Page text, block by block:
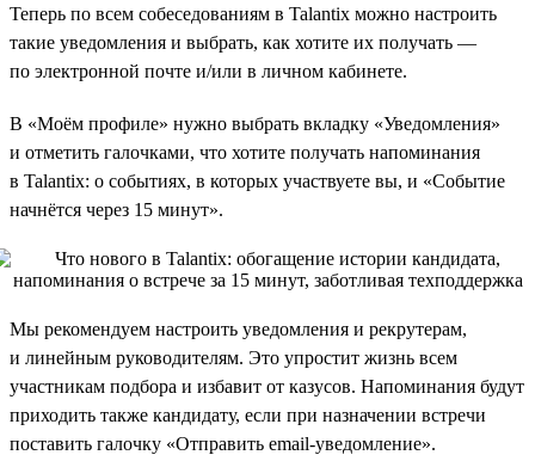
Теперь по всем собеседованиям в Talantix можно настроить
такие уведомления и выбрать, как хотите их получать —
по электронной почте и/или в личном кабинете.
В «Моём профиле» нужно выбрать вкладку «Уведомления»
и отметить галочками, что хотите получать напоминания
в Talantix: о событиях, в которых участвуете вы, и «Событие
начнётся через 15 минут».
Мы рекомендуем настроить уведомления и рекрутерам,
и линейным руководителям. Это упростит жизнь всем
участникам подбора и избавит от казусов. Напоминания будут
приходить также кандидату, если при назначении встречи
поставить галочку «Отправить email-уведомление».